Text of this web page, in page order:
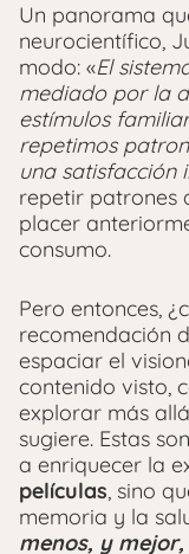
Un panorama
neurocientífico,
modo: «El
mediado por la
estímulos
repetimos
una satisfacción
repetir patrones
placer
consumo.
Pero entonces,
recomendación
espaciar el
contenido visto,
explorar más
sugiere. Estas
a enriquecer la
películas, sino
memoria y la
menos, y